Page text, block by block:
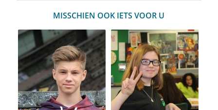
MISSCHIEN OOK IETS VOOR U